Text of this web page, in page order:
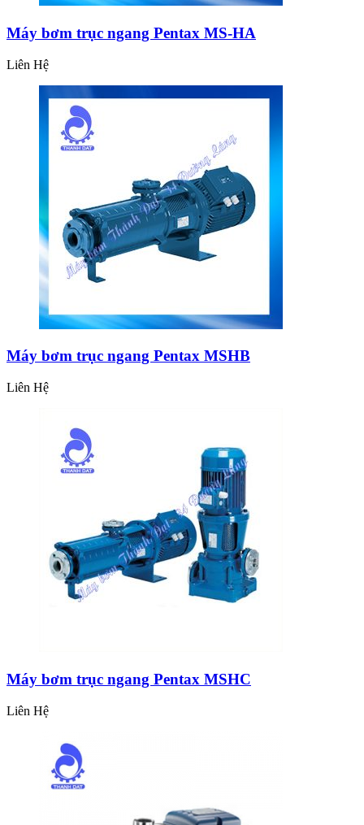
Máy bơm trục ngang Pentax MS-HA
Liên Hệ
Máy bơm trục ngang Pentax MSHB
Liên Hệ
Máy bơm trục ngang Pentax MSHC
Liên Hệ